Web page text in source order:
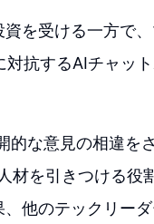
を受ける一方で
抗するAIチャッ
的な意見の相違を
材を引きつける役
他のテックリー